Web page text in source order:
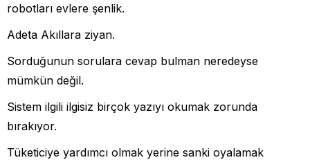
robotları evlere şenlik.
Adeta Akıllara ziyan.
Sorduğunun sorulara cevap bulman neredeyse
mümkün değil.
Sistem ilgili ilgisiz birçok yazıyı okumak zorunda
bırakıyor.
Tüketiciye yardımcı olmak yerine sanki oyalamak